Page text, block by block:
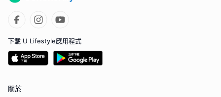
下載 U Lifestyle應用程式
關於